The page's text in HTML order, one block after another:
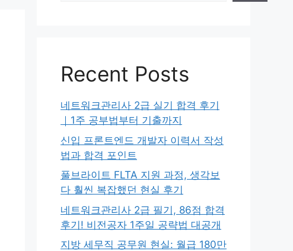
Recent Posts
네트워크관리사 2급 실기 합격 후기
｜1주 공부법부터 기출까지
신입 프론트엔드 개발자 이력서 작성
법과 합격 포인트
풀브라이트 FLTA 지원 과정, 생각보
다 훨씬 복잡했던 현실 후기
네트워크관리사 2급 필기, 86점 합격
후기! 비전공자 1주일 공략법 대공개
지방 세무직 공무원 현실: 월급 180만